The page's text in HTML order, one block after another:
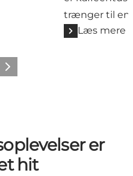
trænger til en
Læs mere
Næste
er
hit